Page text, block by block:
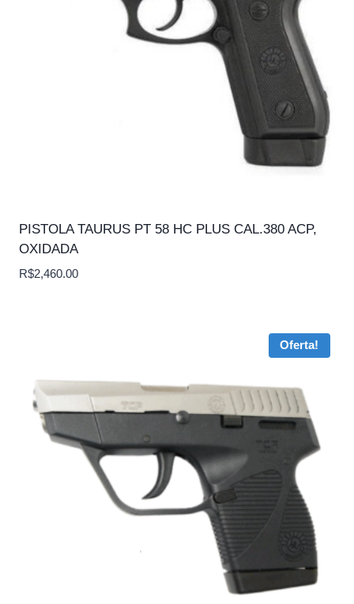
PISTOLA TAURUS PT 58 HC PLUS CAL.380 ACP,
OXIDADA
R$2,460.00
Oferta!